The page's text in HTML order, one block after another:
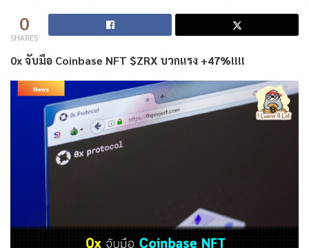
0
SHARES
0x จับมือ Coinbase NFT $ZRX บวกแรง +47%!!!!